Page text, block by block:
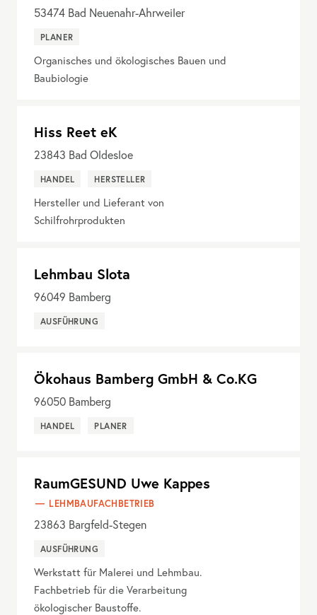
53474 Bad Neuenahr-Ahrweiler
PLANER
Organisches und ökologisches Bauen und
Baubiologie
Hiss Reet eK
23843 Bad Oldesloe
HANDEL HERSTELLER
Hersteller und Lieferant von
Schilfrohrprodukten
Lehmbau Slota
96049 Bamberg
AUSFÜHRUNG
Ökohaus Bamberg GmbH & Co.KG
96050 Bamberg
HANDEL PLANER
RaumGESUND Uwe Kappes
LEHMBAUFACHBETRIEB
23863 Bargfeld-Stegen
AUSFÜHRUNG
Werkstatt für Malerei und Lehmbau.
Fachbetrieb für die Verarbeitung
ökologischer Baustoffe.